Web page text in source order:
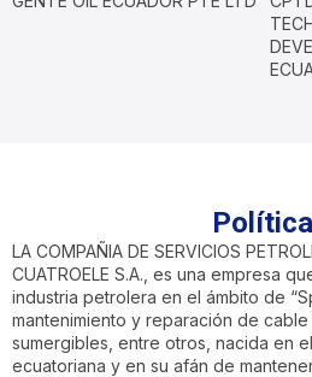
LA COMPAÑIA DE SERVICIOS
CUATROELE S.A., es una empresa
industria petrolera en el ámbito de
mantenimiento y reparación de
sumergibles, entre otros, nacida en
ecuatoriana y en su afán de